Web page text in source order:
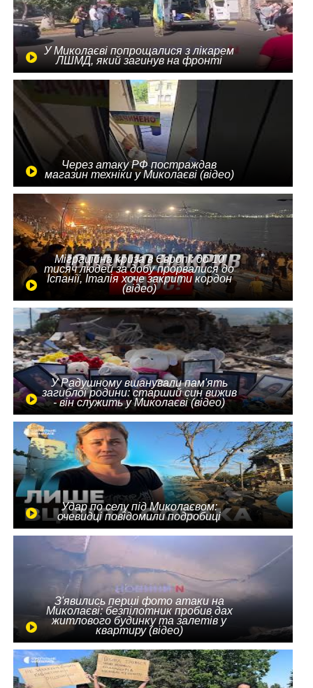
У Миколаєві попрощалися з лікарем
ЛШМД, який загинув на фронті
Через атаку РФ постраждав
магазин техніки у Миколаєві (відео)
Міграційна криза в Європі: до 10
тисяч людей за добу прорвалися до
Іспанії, Італія хоче закрити кордон
(відео)
У Радушному вшанували пам'ять
загиблої родини: старший син вижив
- він служить у Миколаєві (відео)
Удар по селу під Миколаєвом:
очевидці повідомили подробиці
З'явились перші фото атаки на
Миколаєві: безпілотник пробив дах
житлового будинку та залетів у
квартиру (відео)